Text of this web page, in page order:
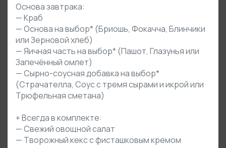
Основа завтрака:
— Краб
— Основа на выбор* (Бриошь, Фокачча, Блинчики
или Зерновой хлеб)
— Яичная часть на выбор* (Пашот, Глазунья или
Запечённый омлет)
— Сырно-соусная добавка на выбор*
(Страчателла, Соус с тремя сырами и икрой или
Трюфельная сметана)
+ Всегда в комплекте:
— Свежий овощной салат
— Творожный кекс с фисташковым кремом